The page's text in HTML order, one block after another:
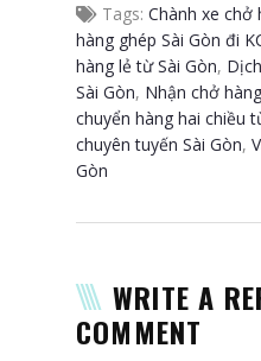
Tags: Chành xe chở
hàng ghép Sài Gòn đi
hàng lẻ từ Sài Gòn,
Sài Gòn, Nhận chở
chuyển hàng hai chiều
chuyên tuyến Sài Gòn,
Gòn
WRITE A
COMMENT